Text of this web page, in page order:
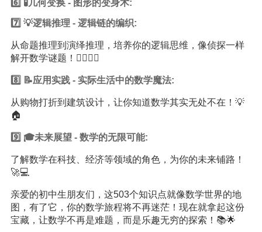
6️⃣ 🧪几何变换 - 图形的变身术:
7️⃣ 💡逻辑推理 - 逻辑链的编织:
从命题推理到演绎推理，培养你的逻辑思维，像侦探一样
解开数学谜题！🕵️‍♂️🕵️‍♀️
8️⃣ 📝应用实践 - 实际生活中的数学魔法:
从购物打折到建筑设计，让你知道数学其实无处不在！💡
🏠
9️⃣ 🎓未来展望 - 数学的无限可能:
了解数学在科技、经济等领域的角色，为你的未来铺路！
🚀💻
亲爱的初中生朋友们，这503个知识点就像数学世界的地
图，有了它，你的数学旅程将不再迷茫！现在就拿起这份
宝藏，让数学不再是难题，而是乐趣无穷的探索！📚🌟